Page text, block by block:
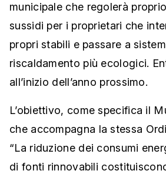
municipale che regolerà
sussidi per i proprietari che
propri stabili e passare a
riscaldamento più ecologici.
all’inizio dell’anno prossimo.
L’obiettivo, come specifica il
che accompagna la stessa
“La riduzione dei consumi
di fonti rinnovabili